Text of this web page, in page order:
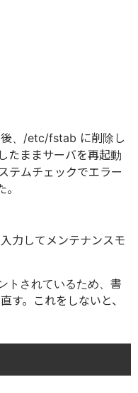
、/etc/fstab に削除し
たままサーバを再起動
テムチェックでエラー
力してメンテナンスモ
トされているため、書
す。これをしないと、